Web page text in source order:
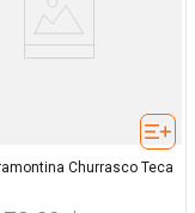
Churrasco Teca